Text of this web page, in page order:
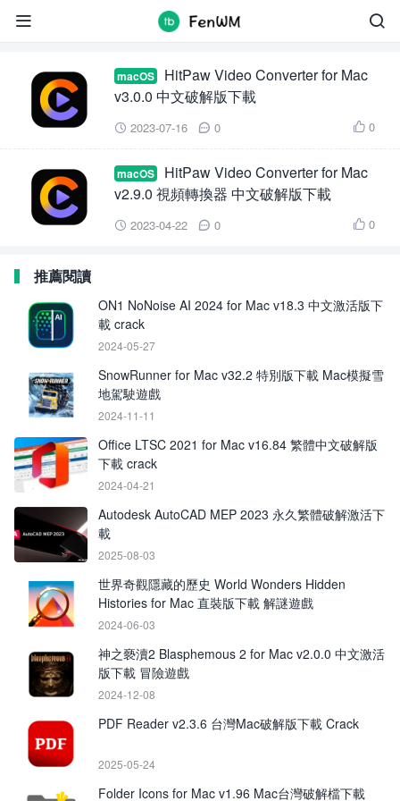

 HitPaw Video Converter for Mac
macOS
HitPaw Video Converter for Mac
v3.0.0 中文破解版下載
 2023-07-16  0  0
macOS
HitPaw Video Converter for Mac
v2.9.0 視頻轉換器 中文破解版下載
 2023-04-22  0  0
推薦閱讀
ON1 NoNoise AI 2024 for Mac v18.3 中文激活版下
載 crack
2024-05-27
SnowRunner for Mac v32.2 特別版下載 Mac模擬雪
地駕駛遊戲
2024-11-11
Office LTSC 2021 for Mac v16.84 繁體中文破解版
下載 crack
2024-04-21
Autodesk AutoCAD MEP 2023 永久繁體破解激活下
載
2025-08-03
世界奇觀隱藏的歷史 World Wonders Hidden
Histories for Mac 直裝版下載 解謎遊戲
2024-06-03
神之褻瀆2 Blasphemous 2 for Mac v2.0.0 中文激活
版下載 冒險遊戲
2024-12-08
PDF Reader v2.3.6 台灣Mac破解版下載 Crack
2025-05-24
Folder Icons for Mac v1.96 Mac台灣破解檔下載